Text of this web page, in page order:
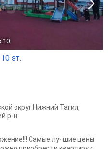
10
эт.
округ Нижний Тагил,
р-н
Самые лучшие цены